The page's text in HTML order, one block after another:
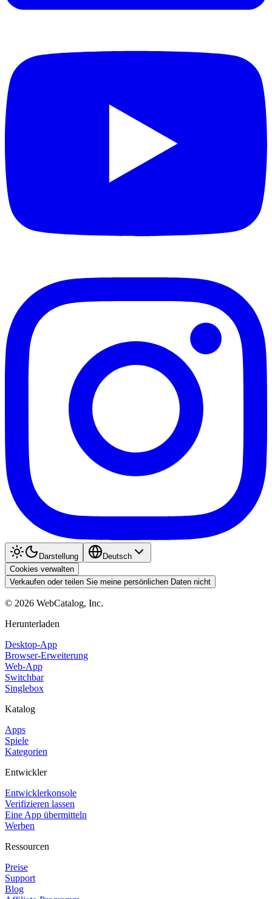
Darstellung
Deutsch
Cookies verwalten
Verkaufen oder teilen Sie meine persönlichen Daten nicht
© 2026 WebCatalog, Inc.
Herunterladen
Desktop-App
Browser-Erweiterung
Web-App
Switchbar
Singlebox
Katalog
Apps
Spiele
Kategorien
Entwickler
Entwicklerkonsole
Verifizieren lassen
Eine App übermitteln
Werben
Ressourcen
Preise
Support
Blog